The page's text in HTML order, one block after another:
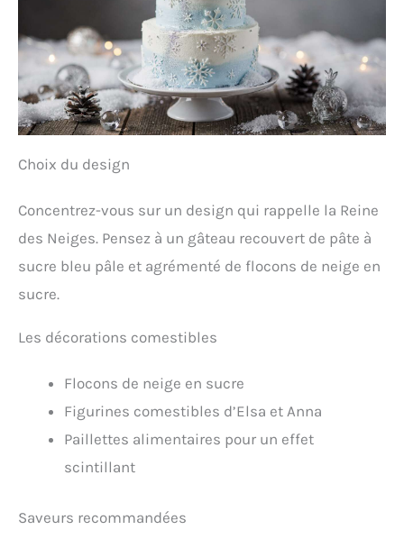
Choix du design
Concentrez-vous sur un design qui rappelle la Reine
des Neiges. Pensez à un gâteau recouvert de pâte à
sucre bleu pâle et agrémenté de flocons de neige en
sucre.
Les décorations comestibles
Flocons de neige en sucre
Figurines comestibles d’Elsa et Anna
Paillettes alimentaires pour un effet
scintillant
Saveurs recommandées